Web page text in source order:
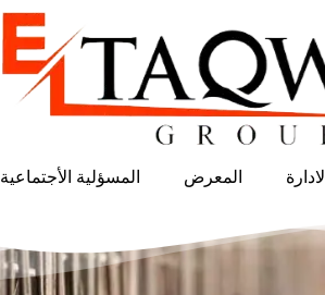
الادارة المعرض المسؤلية الأجتماعية